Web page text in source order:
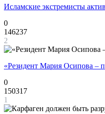
Исламские экстремисты
0
146237
2
«Резидент Мария Осипова –
0
150317
1